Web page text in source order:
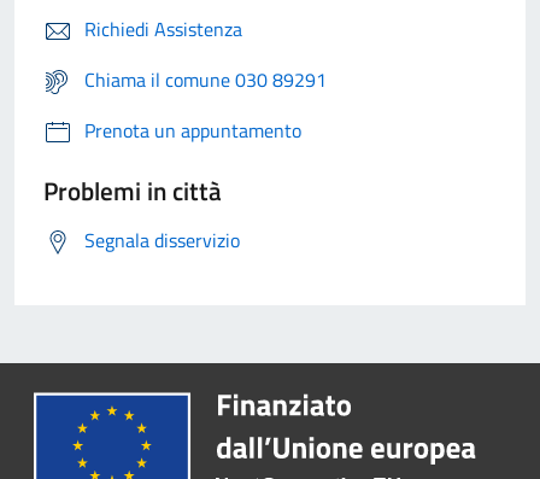
Richiedi Assistenza
Chiama il comune 030 89291
Prenota un appuntamento
Problemi in città
Segnala disservizio